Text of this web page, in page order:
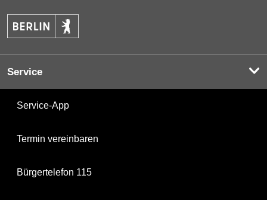
Service
Service-App
Termin vereinbaren
Bürgertelefon 115